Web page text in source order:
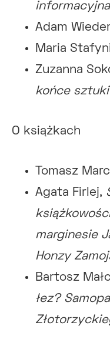
Adam
Maria
Zuzanna
końce sztuki
O książkach
Tomasz
Agata Firlej,
marginesie
Honzy
Bartosz
łez?